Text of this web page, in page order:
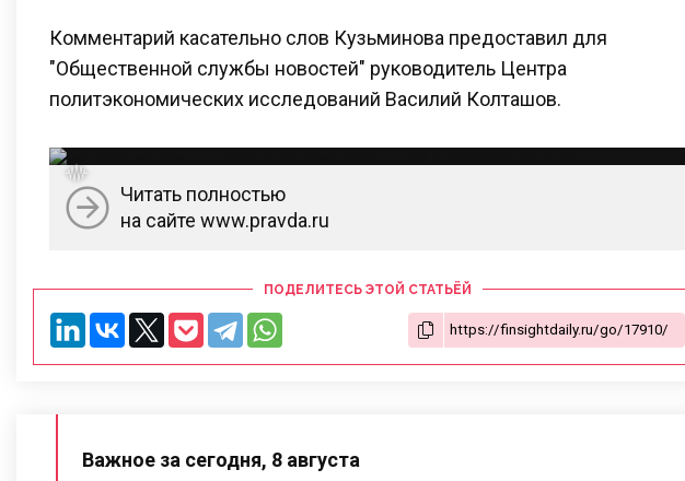
Комментарий касательно слов Кузьминова предоставил для
"Общественной службы новостей" руководитель Центра
политэкономических исследований Василий Колташов.
Читать полностью
на сайте www.pravda.ru
ПОДЕЛИТЕСЬ ЭТОЙ СТАТЬЁЙ
Важное за сегодня, 8 августа